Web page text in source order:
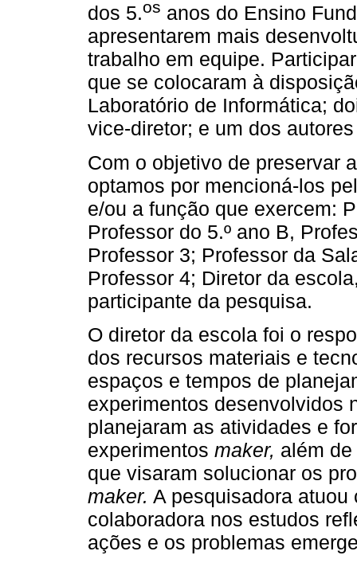
dos 5.os anos do Ensino
apresentarem mais
trabalho em equipe.
que se colocaram à
Laboratório de Informática;
vice-diretor; e um dos
Com o objetivo de preservar
optamos por mencioná-los
e/ou a função que exercem:
Professor do 5.º ano B,
Professor 3; Professor da
Professor 4; Diretor da
participante da pesquisa.
O diretor da escola foi o
dos recursos materiais e
espaços e tempos de
experimentos desenvolvidos
planejaram as atividades e
experimentos maker, além
que visaram solucionar os
maker. A pesquisadora
colaboradora nos estudos
ações e os problemas